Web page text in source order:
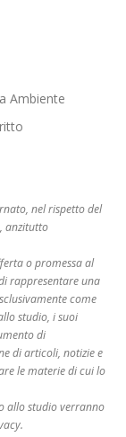
Ambiente
nel rispetto del
anzitutto
o promessa al
rappresentare una
come
studio, i suoi
di
di articoli, notizie e
le materie di cui lo
allo studio verranno